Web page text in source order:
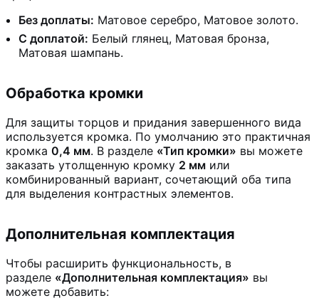
Без доплаты: Матовое серебро, Матовое золото.
С доплатой: Белый глянец, Матовая бронза,
Матовая шампань.
Обработка кромки
Для защиты торцов и придания завершенного вида
используется кромка. По умолчанию это практичная
кромка 0,4 мм. В разделе «Тип кромки» вы можете
заказать утолщенную кромку 2 мм или
комбинированный вариант, сочетающий оба типа
для выделения контрастных элементов.
Дополнительная комплектация
Чтобы расширить функциональность, в
разделе «Дополнительная комплектация» вы
можете добавить: